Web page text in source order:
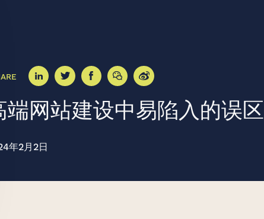
端网站建设中易陷入的误区
年2月2日